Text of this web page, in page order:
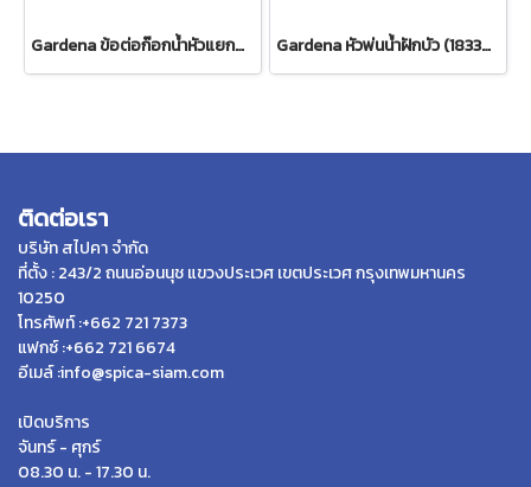
Gardena ข้อต่อก๊อกน้ำหัวแยกสองทาง 26.5 มม. (3/4") (00938-20) Gardena หัวพ่นน้ำฝักบัว (18330-20)
ติดต่อเรา
บริษัท สไปคา จำกัด
ที่ตั้ง : 243/2 ถนนอ่อนนุช แขวงประเวศ เขตประเวศ กรุงเทพมหานคร
10250
โทรศัพท์ :+662 721 7373
แฟกซ์ :+662 721 6674
อีเมล์ :info@spica-siam.com
เปิดบริการ
จันทร์ - ศุกร์
08.30 น. - 17.30 น.